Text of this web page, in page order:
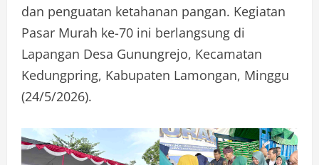
dan penguatan ketahanan pangan. Kegiatan
Pasar Murah ke-70 ini berlangsung di
Lapangan Desa Gunungrejo, Kecamatan
Kedungpring, Kabupaten Lamongan, Minggu
(24/5/2026).